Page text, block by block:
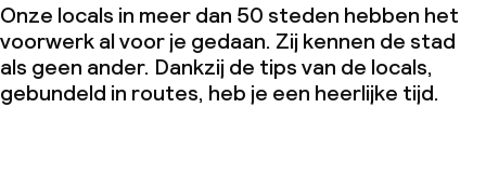
Onze locals in meer dan 50 steden hebben het
voorwerk al voor je gedaan. Zij kennen de stad
als geen ander. Dankzij de tips van de locals,
gebundeld in routes, heb je een heerlijke tijd.